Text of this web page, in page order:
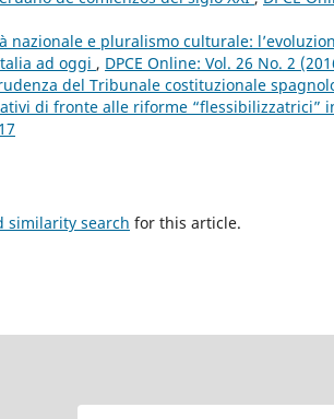
nazionale e pluralismo culturale:
ad oggi , DPCE Online: Vol. 26 No. 2
del Tribunale costituzionale
di fronte alle riforme “flessibilizzatrici”
similarity search for this article.